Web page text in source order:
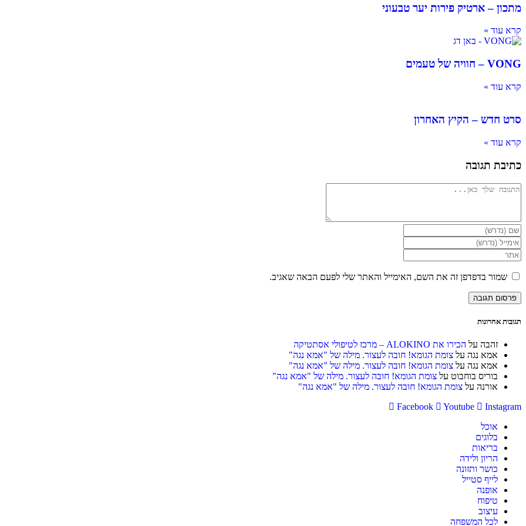
מתכון – ארטיק פירות יער טבעוני
קרא עוד »
VONG – חוויה של טעמים
קרא עוד »
סרט חדש – הקיץ האחרון
קרא עוד »
כתיבת תגובה
להגיב
הזן
את
השם
שלך
או
שם
משתמש
כדי
הזן
את
כתובת
דואר
האלקטרוני
שלך
כדי
הזן
את
כתובת
האינטרנט
שלך
שמור בדפדפן זה את השם, האימייל והאתר שלי לפעם הבאה שאגיב.
תגובות אחרונות
זהבה על הכירו את ALOKINO – מרכז לטיפולי אסתטיקה
אמא נגה על צומת הגומא! חובה לעצור. מילה של "אמא נגה"
אמא נגה על צומת הגומא! חובה לעצור. מילה של "אמא נגה"
בוריס בוחבוט על צומת הגומא! חובה לעצור. מילה של "אמא נגה"
אורנה על צומת הגומא! חובה לעצור. מילה של "אמא נגה"
Facebook
Youtube
Instagram
אוכל
בלוגים
בריאות
הריון ולידה
כושר ותזונה
לייף סטייל
אופנה
טיפוח
עיצוב
לכל המשפחה